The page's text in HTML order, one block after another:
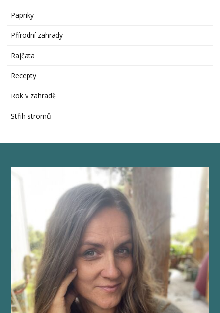
Papriky
Přírodní zahrady
Rajčata
Recepty
Rok v zahradě
Střih stromů